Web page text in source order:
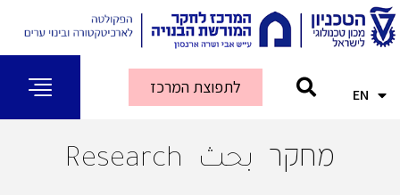
EN
AR לתפוצת המרכז
מחקר بحث Research